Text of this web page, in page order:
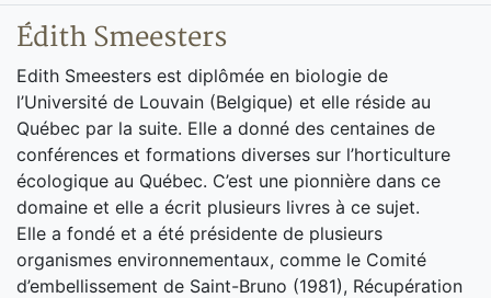
Édith Smeesters
Edith Smeesters est diplômée en biologie de
l’Université de Louvain (Belgique) et elle réside au
Québec par la suite. Elle a donné des centaines de
conférences et formations diverses sur l’horticulture
écologique au Québec. C’est une pionnière dans ce
domaine et elle a écrit plusieurs livres à ce sujet.
Elle a fondé et a été présidente de plusieurs
organismes environnementaux, comme le Comité
d’embellissement de Saint-Bruno (1981), Récupération